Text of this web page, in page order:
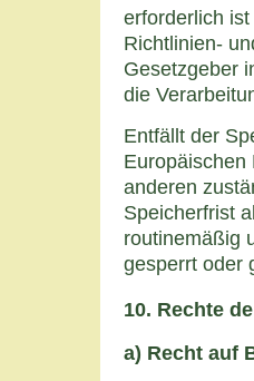
erforderlich
Richtlinien-
Gesetzgeber
die
Entfällt der
Europäischen
anderen
Speicherfrist
routinemäßig
gesperrt oder
10. Rechte
a) Recht auf